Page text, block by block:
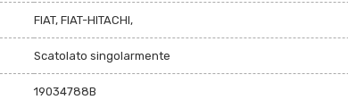
FIAT, FIAT-HITACHI,
Scatolato singolarmente
19034788B